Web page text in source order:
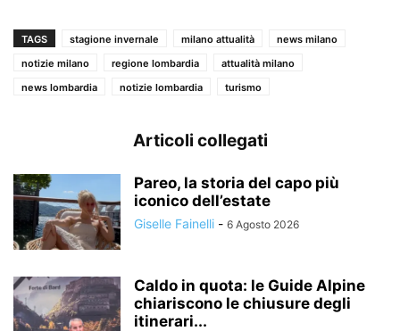
TAGS stagione invernale milano attualità
news milano
notizie milano
regione lombardia
attualità milano
news lombardia
notizie lombardia turismo
Articoli collegati
Pareo, la storia del capo più
iconico dell’estate
Giselle Fainelli - 6 Agosto 2026
Caldo in quota: le Guide Alpine
chiariscono le chiusure degli
itinerari...